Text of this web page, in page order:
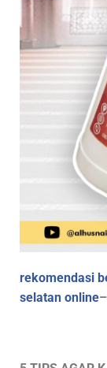
rekomendasi
selatan online–